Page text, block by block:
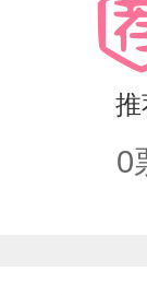
推
0